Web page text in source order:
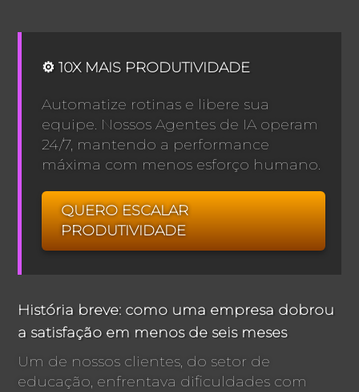
⚙️ 10X MAIS PRODUTIVIDADE
Automatize rotinas e libere sua
equipe. Nossos Agentes de IA operam
24/7, mantendo a performance
máxima com menos esforço humano.
QUERO ESCALAR
PRODUTIVIDADE
História breve: como uma empresa dobrou
a satisfação em menos de seis meses
Um de nossos clientes, do setor de
educação, enfrentava dificuldades com